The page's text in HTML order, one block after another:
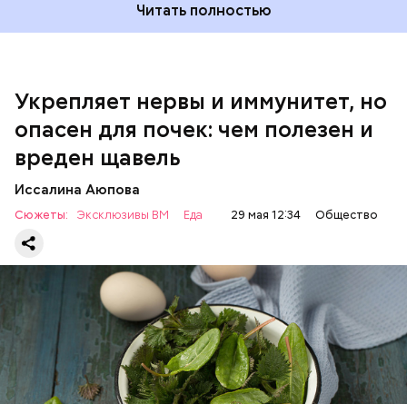
Читать полностью
Укрепляет нервы и иммунитет, но
опасен для почек: чем полезен и
вреден щавель
Иссалина Аюпова
Сюжеты: Эксклюзивы ВМ Еда 29 мая 12:34 Общество
— Если человек уже болеет мочекаменной
болезнью, щавель ему не рекомендуется. При
артрите, гастрите, холецистите, синдроме
раздраженного кишечника, язвах и панкреатите
продукт тоже лучше исключить из рациона, —
предупредила врач. — Он может привести к
повышению кислотности желудка и раздражать
слизистые оболочки.